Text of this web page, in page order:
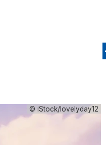
© iStock/lovelyday12